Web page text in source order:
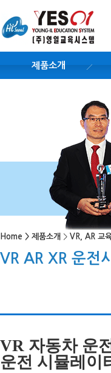
제품소개
Home > 제품소개 > VR, AR 교
VR AR XR 운전
VR 자동차 운
운전 시뮬레